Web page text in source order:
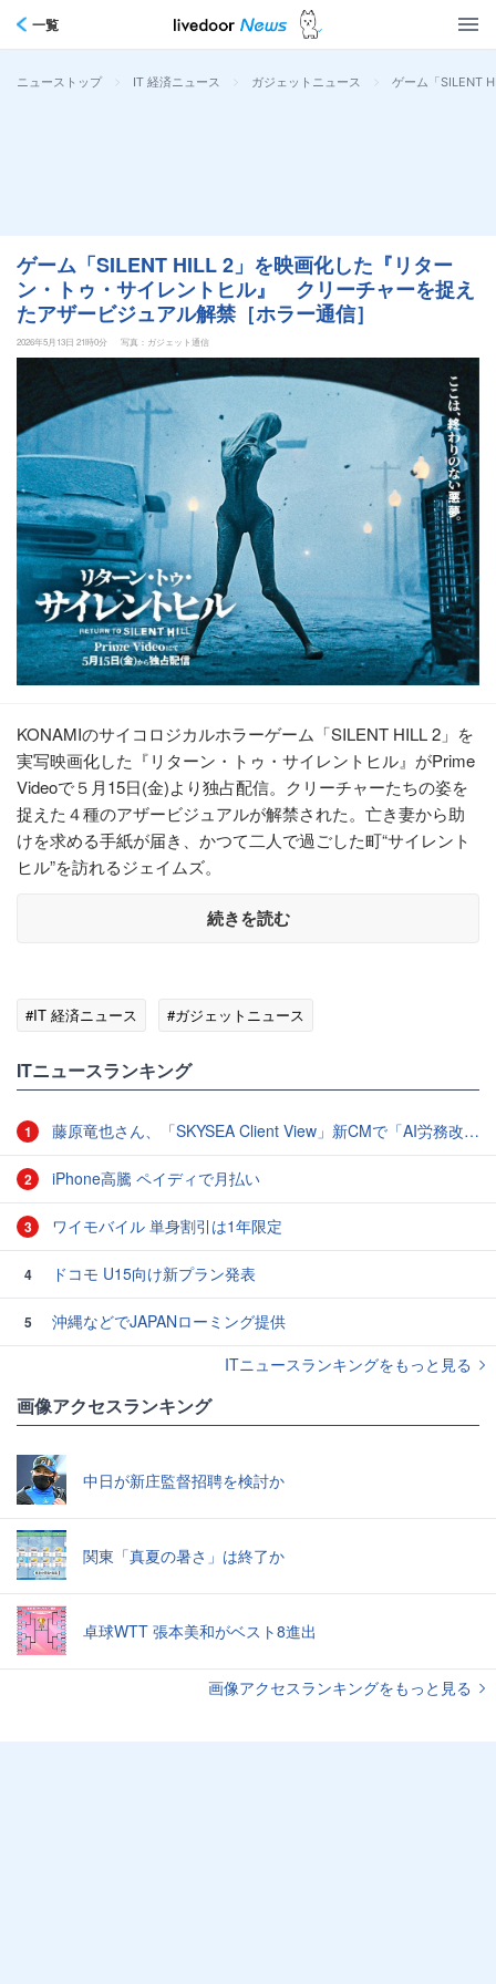
一覧
ニューストップ > IT 経済ニュース > ガジェットニュース > ゲーム「SILENT
ゲーム「SILENT HILL 2」を映画化した『リター
ン・トゥ・サイレントヒル』 クリーチャーを捉え
たアザービジュアル解禁［ホラー通信］
2026年5月13日 21時0分 写真：ガジェット通信
KONAMIのサイコロジカルホラーゲーム「SILENT HILL 2」を
実写映画化した『リターン・トゥ・サイレントヒル』がPrime
Videoで５月15日(金)より独占配信。クリーチャーたちの姿を
捉えた４種のアザービジュアルが解禁された。亡き妻から助
けを求める手紙が届き、かつて二人で過ごした町“サイレント
ヒル”を訪れるジェイムズ。
続きを読む
#IT 経済ニュース #ガジェットニュース
ITニュースランキング
1 藤原竜也さん、「SKYSEA Client View」新CMで「AI労務改善」をアピール 働き方をAIが分析したら「すぐに休んで」と言われる？
2 iPhone高騰 ペイディで月払い
3 ワイモバイル 単身割引は1年限定
4 ドコモ U15向け新プラン発表
5
沖縄などでJAPANローミング提供
ITニュースランキングをもっと見る
画像アクセスランキング
中日が新庄監督招聘を検討か
関東「真夏の暑さ」は終了か
卓球WTT 張本美和がベスト8進出
画像アクセスランキングをもっと見る